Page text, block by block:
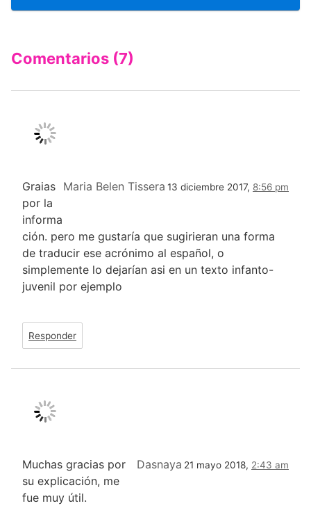
Comentarios (7)
Maria Belen Tissera 13 diciembre 2017, 8:56 pm
Graias
por la
informa
ción. pero me gustaría que sugirieran una forma
de traducir ese acrónimo al español, o
simplemente lo dejarían asi en un texto infanto-
juvenil por ejemplo
Responder
Dasnaya 21 mayo 2018, 2:43 am
Muchas gracias por
su explicación, me
fue muy útil.